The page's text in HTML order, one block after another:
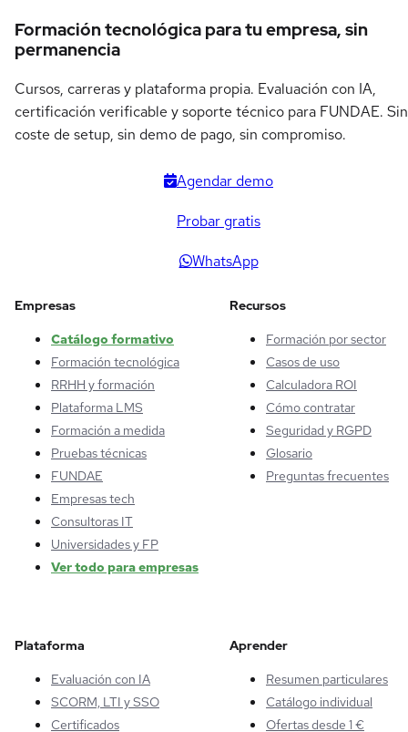
Formación tecnológica para tu empresa, sin
permanencia
Cursos, carreras y plataforma propia. Evaluación con IA,
certificación verificable y soporte técnico para FUNDAE. Sin
coste de setup, sin demo de pago, sin compromiso.
Agendar demo
Probar gratis
WhatsApp
Empresas
Catálogo formativo
Formación tecnológica
RRHH y formación
Plataforma LMS
Formación a medida
Pruebas técnicas
FUNDAE
Empresas tech
Consultoras IT
Universidades y FP
Ver todo para empresas
Recursos
Formación por sector
Casos de uso
Calculadora ROI
Cómo contratar
Seguridad y RGPD
Glosario
Preguntas frecuentes
Plataforma
Evaluación con IA
SCORM, LTI y SSO
Certificados
Aprender
Resumen particulares
Catálogo individual
Ofertas desde 1 €